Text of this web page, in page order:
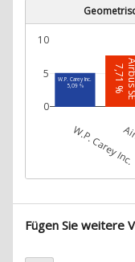
W.P. Carey Inc.
5,09 % 7,71 %
W.P. Carey Inc.
0
5
10
Fügen Sie weitere